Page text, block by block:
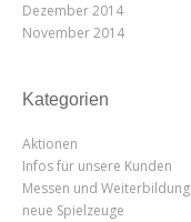
Dezember 2014
November 2014
Kategorien
Aktionen
Infos für unsere Kunden
Messen und Weiterbildung
neue Spielzeuge